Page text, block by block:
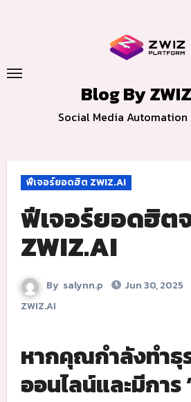
Blog By
Social Media
ฟีเจอร์ยอดฮิต ZWIZ.AI
ฟีเจอร์ยอดฮิต
ZWIZ.AI
By salynn.p Jun 30, 2025
ZWIZ.AI
หากคุณกำลังทำธุ
ออนไลน์และมีการ